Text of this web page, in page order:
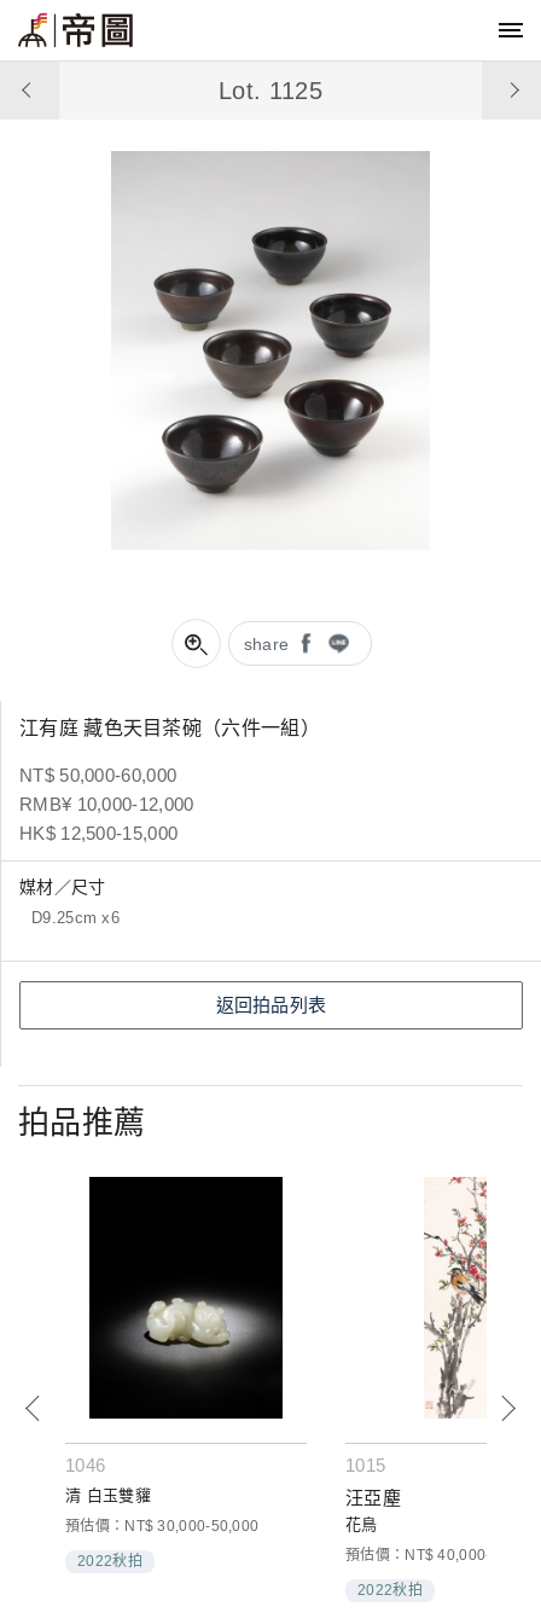
share
Lot. 1125
江有庭 藏色天目茶碗（六件一組）
NT$ 50,000-60,000
RMB¥ 10,000-12,000
HK$ 12,500-15,000
媒材／尺寸
D9.25cm x6
返回拍品列表
拍品推薦
1046
清 白玉雙貛
預估價：NT$ 30,000-50,000
2022秋拍
1015
汪亞塵
花鳥
預估價：NT$ 40,000-60,000
2022秋拍